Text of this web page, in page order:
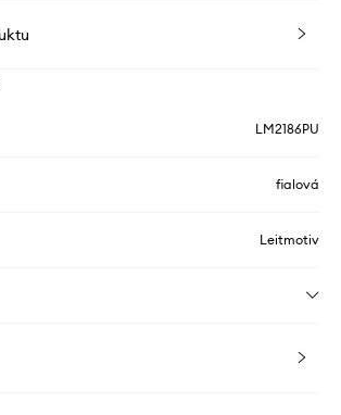
LM2186PU
fialová
Leitmotiv